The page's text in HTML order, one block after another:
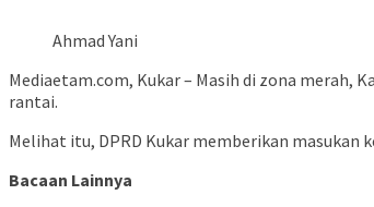
Ahmad Yani
Mediaetam.com, Kukar – Masih di zona merah,
rantai.
Melihat itu, DPRD Kukar memberikan masukan
Bacaan Lainnya